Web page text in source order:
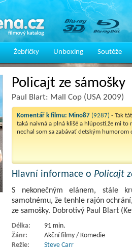
Žebříčky Unboxing Soutěže
Policajt ze sámošky
Paul Blart: Mall Cop (USA 2009)
Komentář k filmu: Mino87 (9287) - Tak
taká naivná a plná klišé a hlúpostí,že mi to
nechal som sa zabávať detským humorom
Hlavní informace o Policajt
S nekonečným elánem, stále
samotnému, že tenhle rajón
ze samošky. Dobrotivý Paul Blart
Délka:
91 min.
Žánr:
Akční filmy / Komedie
Režie:
Steve Carr